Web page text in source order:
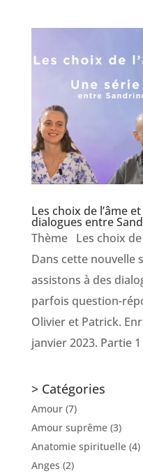
Les choix de l’âme
dialogues entre
Thème Les choix de
Dans cette nouvelle
assistons à des
parfois question-
Olivier et Patrick.
janvier 2023. Partie 1
> Catégories
Amour(7)
Amour suprême(3)
Anatomie spirituelle(4)
Anges (2)